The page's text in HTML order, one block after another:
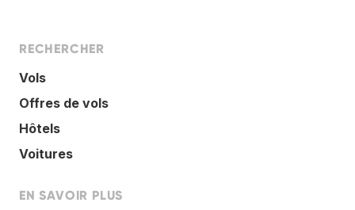
RECHERCHER
Vols
Offres de vols
Hôtels
Voitures
EN SAVOIR PLUS